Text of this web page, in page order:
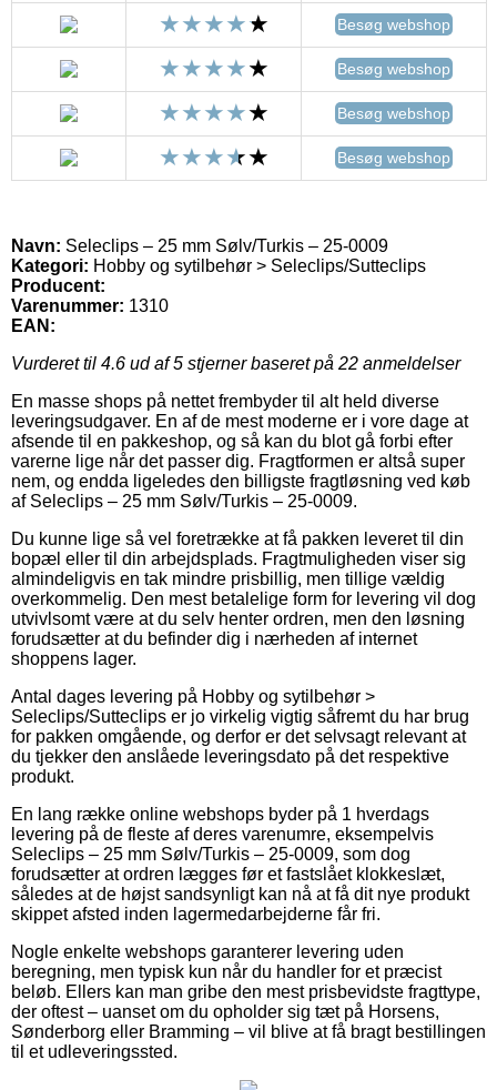
Besøg webshop
Besøg webshop
Besøg webshop
Besøg webshop
Navn: Seleclips – 25 mm Sølv/Turkis – 25-0009
Kategori: Hobby og sytilbehør > Seleclips/Sutteclips
Producent:
Varenummer: 1310
EAN:
Vurderet til 4.6 ud af 5 stjerner baseret på 22 anmeldelser
En masse shops på nettet frembyder til alt held diverse
leveringsudgaver. En af de mest moderne er i vore dage at
afsende til en pakkeshop, og så kan du blot gå forbi efter
varerne lige når det passer dig. Fragtformen er altså super
nem, og endda ligeledes den billigste fragtløsning ved køb
af Seleclips – 25 mm Sølv/Turkis – 25-0009.
Du kunne lige så vel foretrække at få pakken leveret til din
bopæl eller til din arbejdsplads. Fragtmuligheden viser sig
almindeligvis en tak mindre prisbillig, men tillige vældig
overkommelig. Den mest betalelige form for levering vil dog
utvivlsomt være at du selv henter ordren, men den løsning
forudsætter at du befinder dig i nærheden af internet
shoppens lager.
Antal dages levering på Hobby og sytilbehør >
Seleclips/Sutteclips er jo virkelig vigtig såfremt du har brug
for pakken omgående, og derfor er det selvsagt relevant at
du tjekker den anslåede leveringsdato på det respektive
produkt.
En lang række online webshops byder på 1 hverdags
levering på de fleste af deres varenumre, eksempelvis
Seleclips – 25 mm Sølv/Turkis – 25-0009, som dog
forudsætter at ordren lægges før et fastslået klokkeslæt,
således at de højst sandsynligt kan nå at få dit nye produkt
skippet afsted inden lagermedarbejderne får fri.
Nogle enkelte webshops garanterer levering uden
beregning, men typisk kun når du handler for et præcist
beløb. Ellers kan man gribe den mest prisbevidste fragttype,
der oftest – uanset om du opholder sig tæt på Horsens,
Sønderborg eller Bramming – vil blive at få bragt bestillingen
til et udleveringssted.